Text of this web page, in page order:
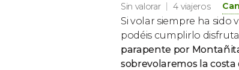
Sin valorar 4 viajeros
Si volar siempre ha sido
podéis cumplirlo
parapente por
sobrevolaremos la costa